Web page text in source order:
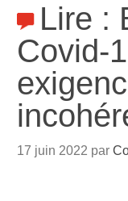
Lire :
Covid-
17 juin 2022 par